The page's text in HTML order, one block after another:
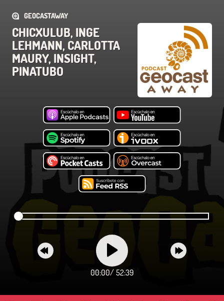
GEOCASTAWAY
CHICXULUB, INGE
LEHMANN, CARLOTTA
MAURY, INSIGHT,
PINATUBO
00:00/ 52:39